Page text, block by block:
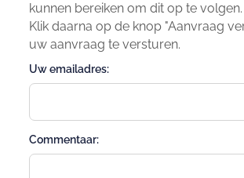
kunnen bereiken om dit op te volgen.
Klik daarna op de knop "Aanvraag
uw aanvraag te versturen.
Uw emailadres:
Commentaar: